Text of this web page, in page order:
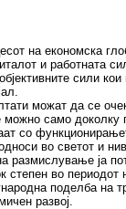
на економска
и работната
сили
можат да се
само доколку
со
во светот и
размислување ја
степен во
поделба на
развој.